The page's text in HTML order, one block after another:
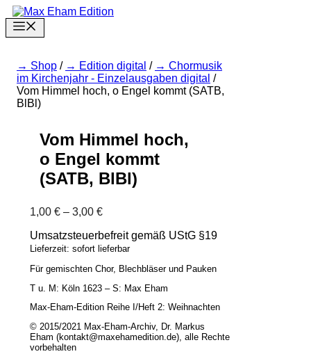
Zum
Inhalt
springen
Shop / Edition digital /
Chormusik
im Kirchenjahr - Einzelausgaben digital /
Vom Himmel hoch, o Engel kommt (SATB,
BlBl)
Vom Himmel hoch,
o Engel kommt
(SATB, BlBl)
1,00 € – 3,00 €Preisspanne:
bis
3,00 €
Umsatzsteuerbefreit gemäß UStG §19
Lieferzeit: sofort lieferbar
Für gemischten Chor, Blechbläser und Pauken
T u. M: Köln 1623 – S: Max Eham
Max-Eham-Edition Reihe I/Heft 2: Weihnachten
© 2015/2021 Max-Eham-Archiv, Dr. Markus
Eham (kontakt@maxehamedition.de), alle Rechte
vorbehalten